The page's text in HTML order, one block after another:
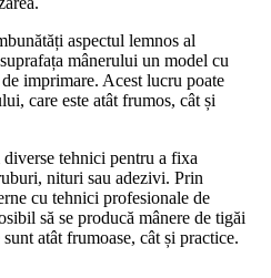
aspectul lemnos al
mânerului un model cu
imprimare. Acest lucru poate
care este atât frumos, cât și
tehnici pentru a fixa
nituri sau adezivi. Prin
cu tehnici profesionale de
să se producă mânere de tigăi
atât frumoase, cât și practice.